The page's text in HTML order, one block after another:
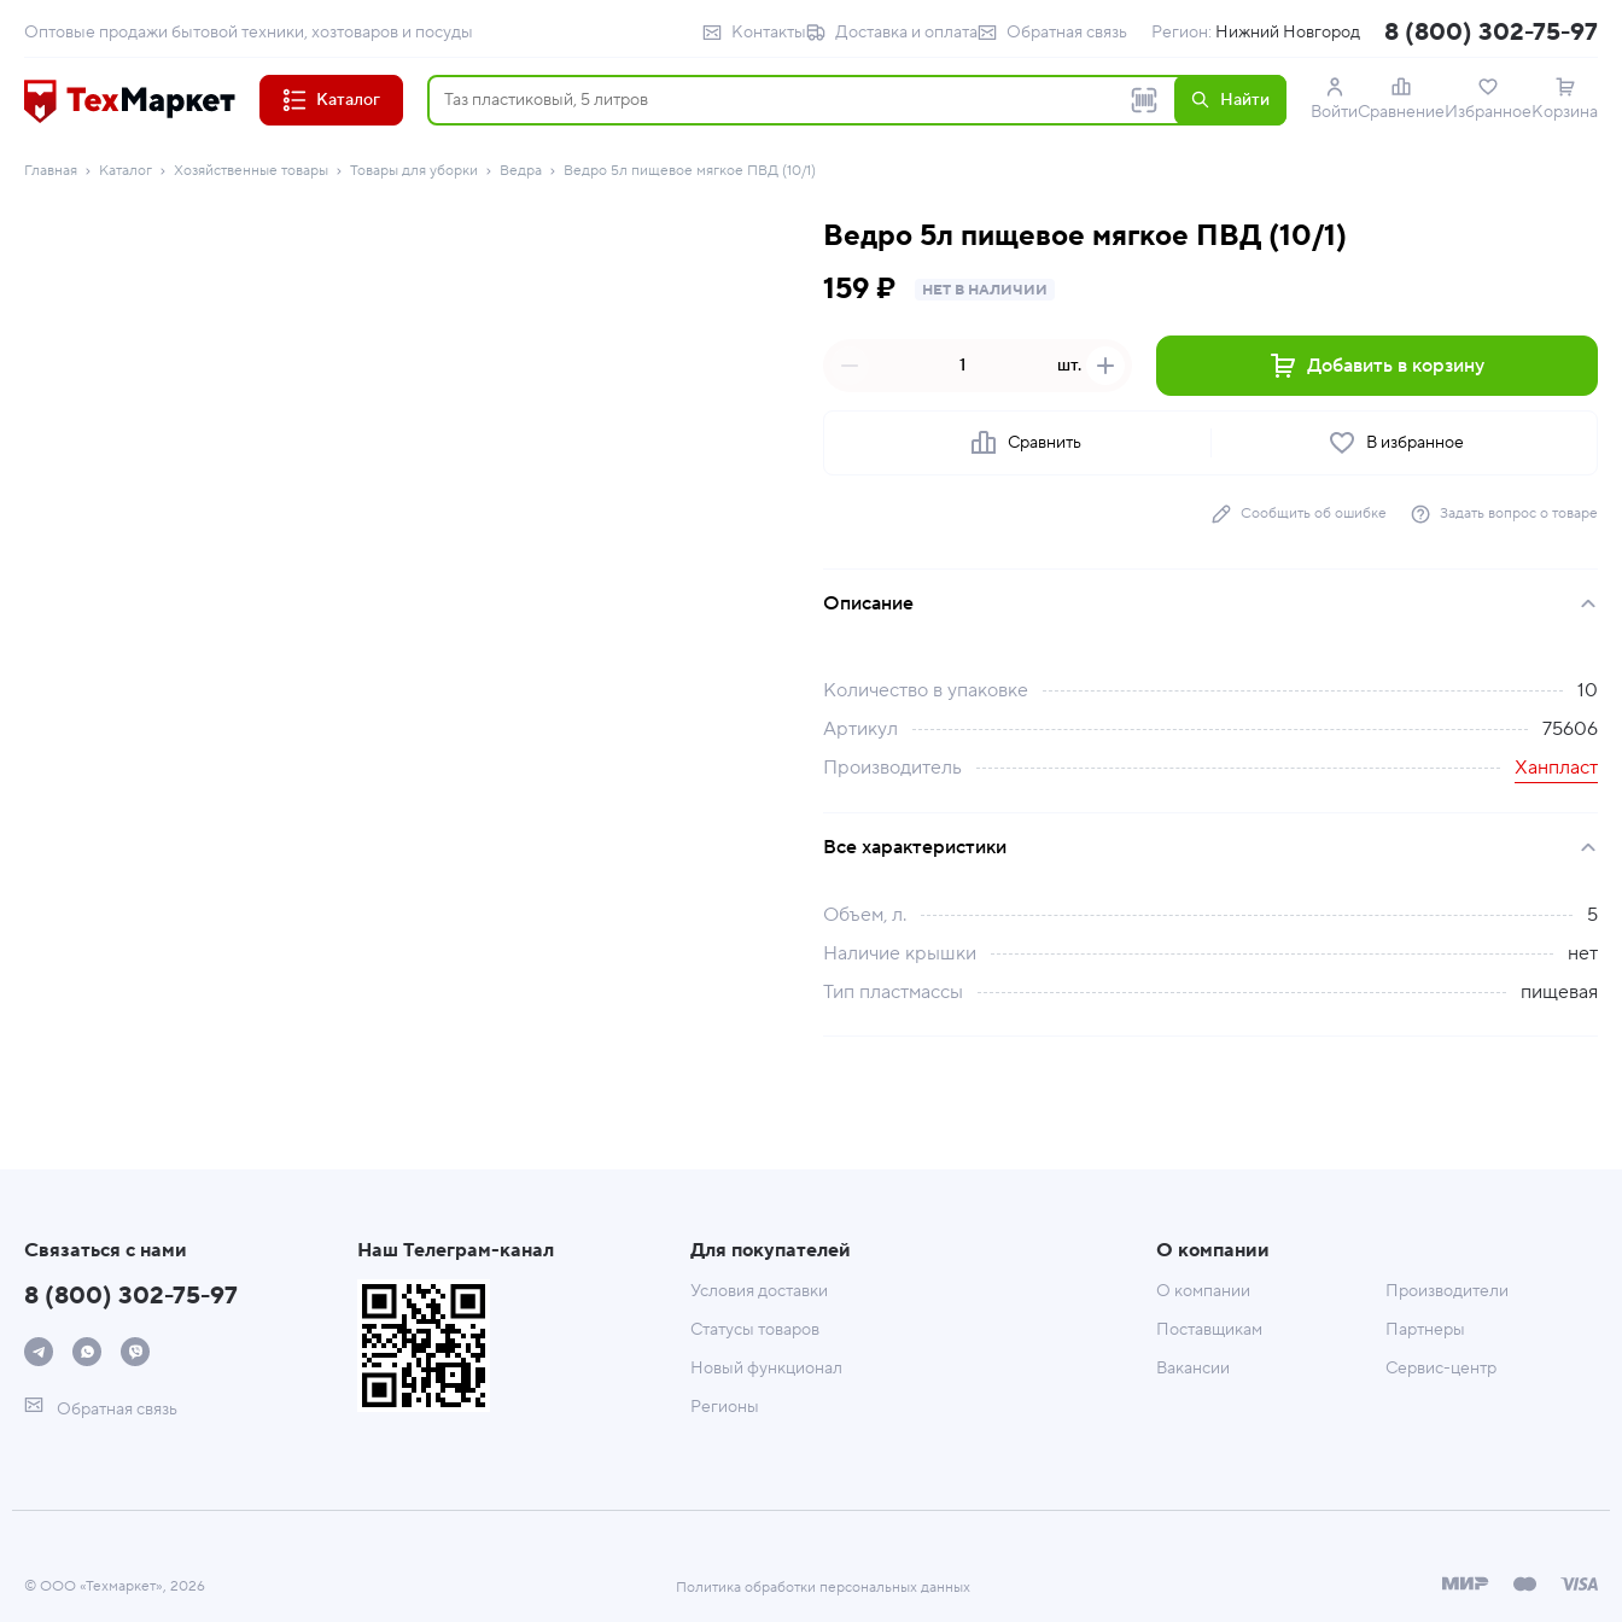
Оптовые продажи бытовой техники, хозтоваров и посуды Контакты Доставка и оплата Обратная связь Регион: Нижний Новгород 8 (800) 302-75-97
Каталог Найти
ВойтиСравнениеИзбранноеКорзина
Главная Каталог Хозяйственные товары Товары для уборки Ведра Ведро 5л пищевое мягкое ПВД (10/1)
Ведро 5л пищевое мягкое ПВД (10/1)
159 ₽
НЕТ В НАЛИЧИИ
шт. Добавить в корзину
Сравнить В избранное
Сообщить об ошибке Задать вопрос о товаре
Описание
Количество в упаковке
10
Артикул
75606
Производитель
Ханпласт
Все характеристики
Объем, л.
5
Наличие крышки
нет
Тип пластмассы
пищевая
Связаться с нами
8 (800) 302-75-97
Обратная связь
Наш Телеграм-канал Для покупателей
Условия доставки
Статусы товаров
Новый функционал
Регионы
О компании
О компании
Поставщикам
Вакансии
Производители
Партнеры
Сервис-центр
© ООО «Техмаркет», 2026 Политика обработки персональных данных